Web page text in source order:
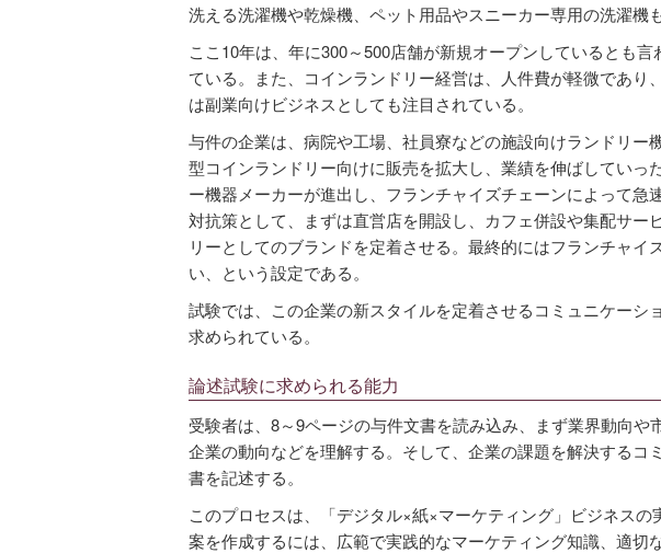
洗える洗濯機や乾燥機、ペット用品やスニーカー専用の洗濯機
ここ10年は、年に300～500店舗が新規オープンしているとも
ている。また、コインランドリー経営は、人件費が軽微であり
は副業向けビジネスとしても注目されている。
与件の企業は、病院や工場、社員寮などの施設向けランドリー
型コインランドリー向けに販売を拡大し、業績を伸ばしていっ
ー機器メーカーが進出し、フランチャイズチェーンによって急
対抗策として、まずは直営店を開設し、カフェ併設や集配サー
リーとしてのブランドを定着させる。最終的にはフランチャイ
い、という設定である。
試験では、この企業の新スタイルを定着させるコミュニケーシ
求められている。
論述試験に求められる能力
受験者は、8～9ページの与件文書を読み込み、まず業界動向や
企業の動向などを理解する。そして、企業の課題を解決するコ
書を記述する。
このプロセスは、「デジタル×紙×マーケティング」ビジネス
案を作成するには、広範で実践的なマーケティング知識、適切